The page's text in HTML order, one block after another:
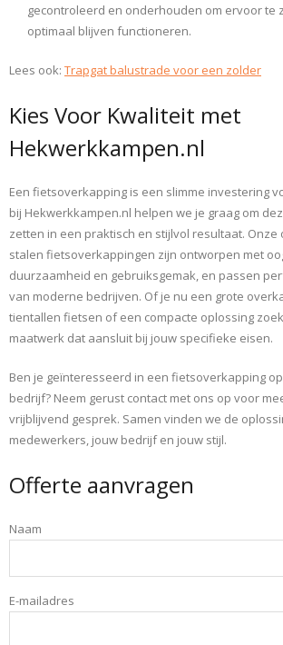
gecontroleerd en onderhouden om ervoor te
optimaal blijven functioneren.
Lees ook: Trapgat balustrade voor een zolder
Kies Voor Kwaliteit met
Hekwerkkampen.nl
Een fietsoverkapping is een slimme investering
bij Hekwerkkampen.nl helpen we je graag om
zetten in een praktisch en stijlvol resultaat. Onze
stalen fietsoverkappingen zijn ontworpen met
duurzaamheid en gebruiksgemak, en passen
van moderne bedrijven. Of je nu een grote
tientallen fietsen of een compacte oplossing
maatwerk dat aansluit bij jouw specifieke eisen.
Ben je geïnteresseerd in een fietsoverkapping
bedrijf? Neem gerust contact met ons op voor
vrijblijvend gesprek. Samen vinden we de
medewerkers, jouw bedrijf en jouw stijl.
Offerte aanvragen
Naam
E-mailadres